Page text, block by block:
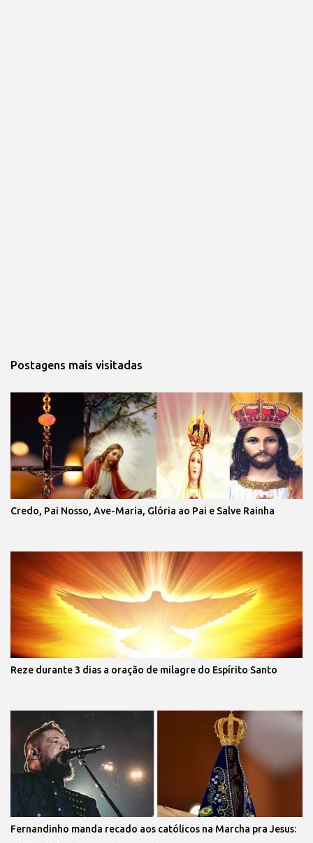
Postagens mais visitadas
Credo, Pai Nosso, Ave-Maria, Glória ao Pai e Salve Rainha
Reze durante 3 dias a oração de milagre do Espírito Santo
Fernandinho manda recado aos católicos na Marcha pra Jesus: